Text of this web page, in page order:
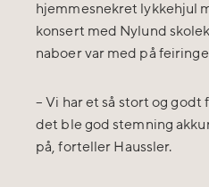
hjemmesnekret lykkehjul
konsert med Nylund
naboer var med på
– Vi har et så stort og godt
det ble god stemning
på, forteller Haussler.